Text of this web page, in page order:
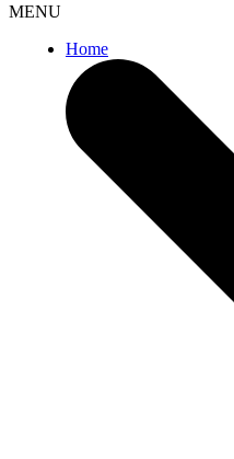
MENU
Home